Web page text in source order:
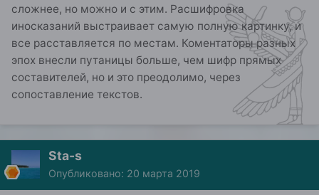
впечатления.
П.С. Кстати смотрели фильм "Я-Бог" про агхори?
Меня впечатлил(как художественный фильм
разумеется, а не культурный учебник), только
перевод местами хромает (мне кажется и
название неверно перевели на русский, думаю
ближе Я - тот кто перешел черту)
сложнее, но можно и с этим. Расшифровка
иносказаний выстраивает самую полную картинку, и
все расставляется по местам. Коментаторы разных
эпох внесли путаницы больше, чем шифр прямых
составителей, но и это преодолимо, через
сопоставление текстов.
Sta-s
Опубликовано: 20 марта 2019